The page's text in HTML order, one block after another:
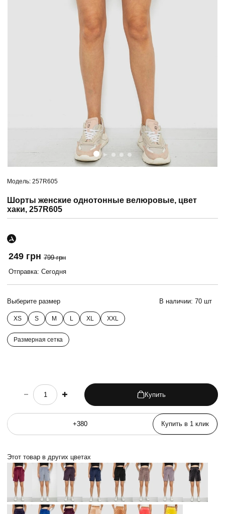
Модель: 257R605
Шорты женские однотонные велюровые, цвет
хаки, 257R605
249 грн 799 грн
Отправка: Сегодня
Выберите размер В наличии: 70 шт
XS S M L XL XXL
Размерная сетка
choose quantity Купить
Купить в 1 клик
Этот товар в других цветах